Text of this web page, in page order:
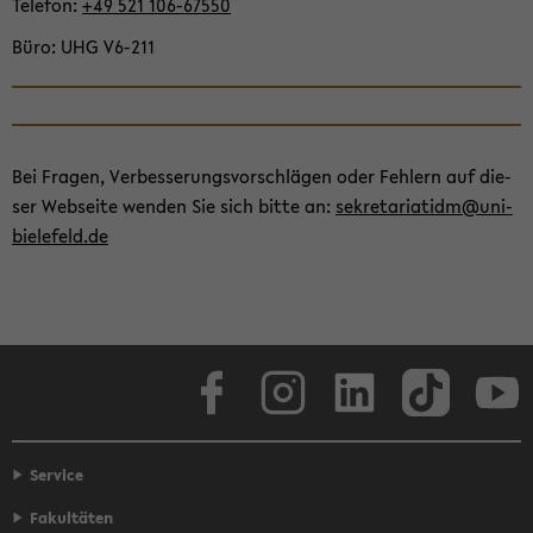
Büro UHG V6-​211
Bei Fra­gen, Ver­bes­se­rungs­vor­schlä­gen oder Feh­lern auf die­
ser Web­sei­te wen­den Sie sich bitte an: se­kre­ta­ria­tidm@uni-​
bielefeld.de
Face­book
Service
Fakultäten